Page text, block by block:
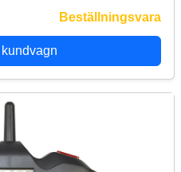
Beställningsvara
kundvagn